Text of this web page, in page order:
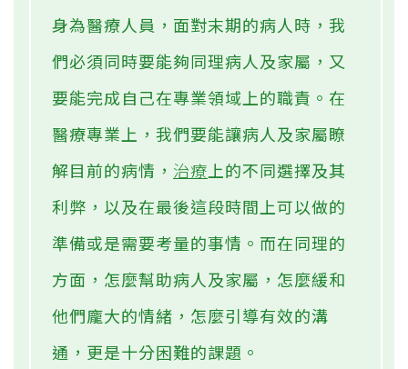
身為醫療人員，面對末期的病人時，我
們必須同時要能夠同理病人及家屬，又
要能完成自己在專業領域上的職責。在
醫療專業上，我們要能讓病人及家屬瞭
解目前的病情， 治療 上的不同選擇及其
利弊，以及在最後這段時間上可以做的
準備或是需要考量的事情。而在同理的
方面，怎麼幫助病人及家屬，怎麼緩和
他們龐大的情緒，怎麼引導有效的溝
通，更是十分困難的課題。